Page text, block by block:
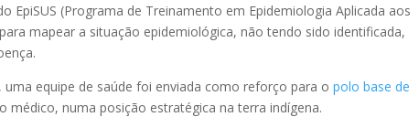
EpiSUS (Programa de Treinamento em Epidemiologia Aplicada aos
mapear a situação epidemiológica, não tendo sido identificada,
equipe de saúde foi enviada como reforço para opolo base de
médico, numa posição estratégica na terra indígena.